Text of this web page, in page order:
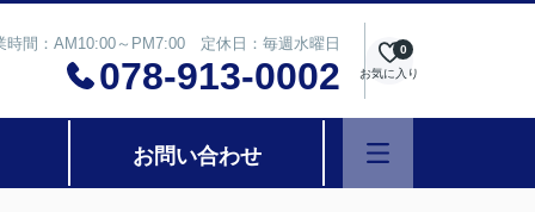
時間：AM10:00～PM7:00 定休日：毎週水曜日
078-913-0002 お気に入り
0
お問い合わせ